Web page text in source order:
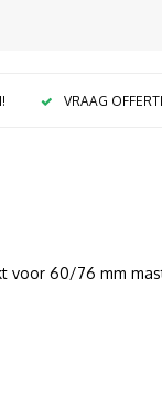
VRAAG
60/76 mm